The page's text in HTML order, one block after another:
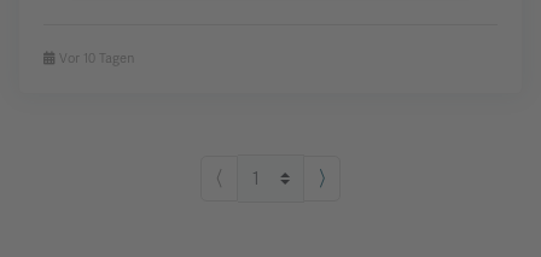
Vor 10 Tagen
⟨ ⟩